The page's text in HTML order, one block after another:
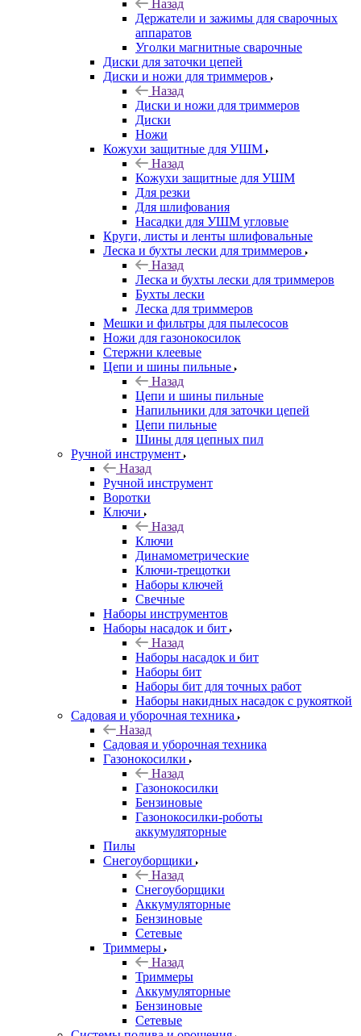
Назад
Держатели и зажимы для сварочных
аппаратов
Уголки магнитные сварочные
Диски для заточки цепей
Диски и ножи для триммеров
Назад
Диски и ножи для триммеров
Диски
Ножи
Кожухи защитные для УШМ
Назад
Кожухи защитные для УШМ
Для резки
Для шлифования
Насадки для УШМ угловые
Круги, листы и ленты шлифовальные
Леска и бухты лески для триммеров
Назад
Леска и бухты лески для триммеров
Бухты лески
Леска для триммеров
Мешки и фильтры для пылесосов
Ножи для газонокосилок
Стержни клеевые
Цепи и шины пильные
Назад
Цепи и шины пильные
Напильники для заточки цепей
Цепи пильные
Шины для цепных пил
Ручной инструмент
Назад
Ручной инструмент
Воротки
Ключи
Назад
Ключи
Динамометрические
Ключи-трещотки
Наборы ключей
Свечные
Наборы инструментов
Наборы насадок и бит
Назад
Наборы насадок и бит
Наборы бит
Наборы бит для точных работ
Наборы накидных насадок с рукояткой
Садовая и уборочная техника
Назад
Садовая и уборочная техника
Газонокосилки
Назад
Газонокосилки
Бензиновые
Газонокосилки-роботы
аккумуляторные
Пилы
Снегоуборщики
Назад
Снегоуборщики
Аккумуляторные
Бензиновые
Сетевые
Триммеры
Назад
Триммеры
Аккумуляторные
Бензиновые
Сетевые